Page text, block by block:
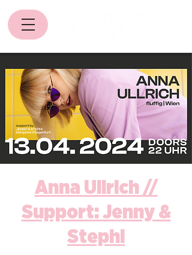
Anna Ullrich //
Support: Jenny &
Stephi